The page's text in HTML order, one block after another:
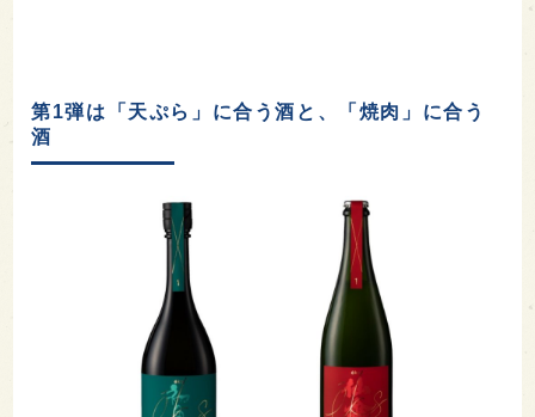
第1弾は「天ぷら」に合う酒と、「焼肉」に合う
酒